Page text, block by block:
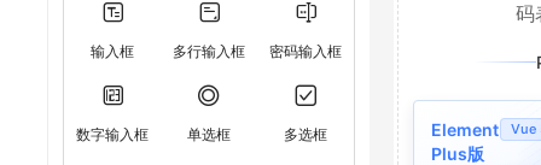
输入框 多行输入框 密码输入框
数字输入框 单选框 多选框
码
Element
Plus版
Vue